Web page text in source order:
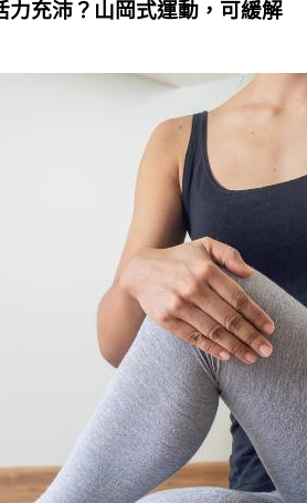
力充沛？山岡式運動，可緩解